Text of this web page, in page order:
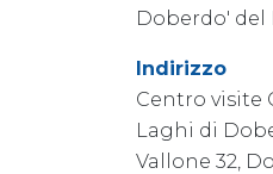
Doberdo' del
Indirizzo
Centro visite
Laghi di
Vallone 32,